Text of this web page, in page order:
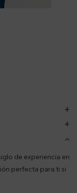
de experiencia en
perfecta para ti si